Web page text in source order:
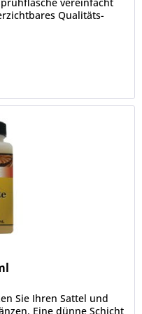
Qualitäts-
Sie Ihren Sattel und
Eine dünne Schicht